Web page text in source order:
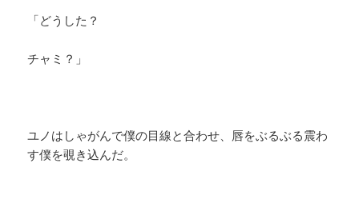
「どうした？
チャミ？」
ユノはしゃがんで僕の目線と合わせ、唇をぶるぶる震わ
す僕を覗き込んだ。